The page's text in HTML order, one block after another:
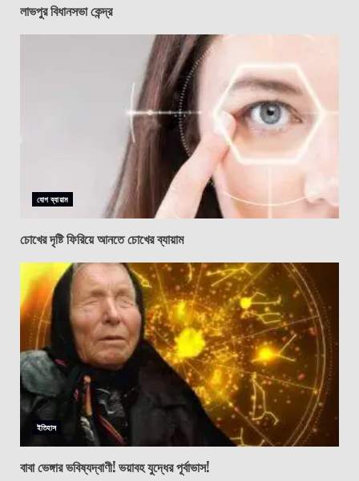
লাভপুর বিধানসভা কেন্দ্র
যোগ ব্যায়াম
চোখের দৃষ্টি ফিরিয়ে আনতে চোখের ব্যায়াম
ইতিহাস
বাবা ভেঙ্গার ভবিষ্যদ্বাণী! ভয়াবহ যুদ্ধের পূর্বাভাস!